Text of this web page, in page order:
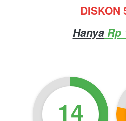
DISKON
Hanya Rp
14